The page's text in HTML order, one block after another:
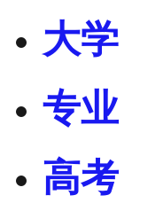
大学
专业
高考